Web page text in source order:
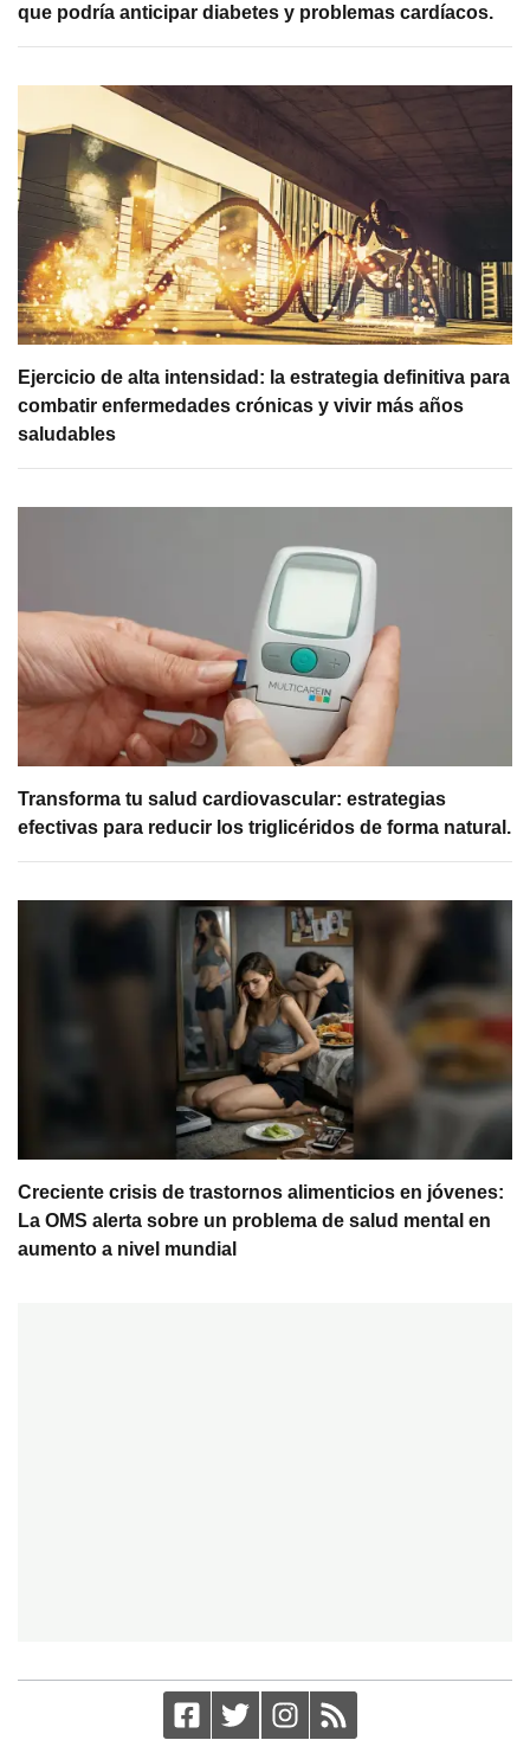
que podría anticipar diabetes y problemas cardíacos.
Ejercicio de alta intensidad: la estrategia definitiva para
combatir enfermedades crónicas y vivir más años
saludables
Transforma tu salud cardiovascular: estrategias
efectivas para reducir los triglicéridos de forma natural.
Creciente crisis de trastornos alimenticios en jóvenes:
La OMS alerta sobre un problema de salud mental en
aumento a nivel mundial